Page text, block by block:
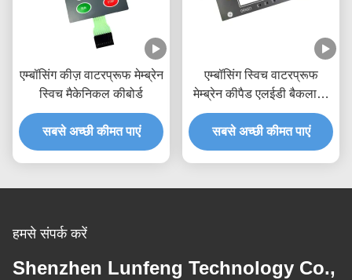
एम्बॉसिंग कीज़ वाटरप्रूफ मेम्ब्रेन
स्विच मैकेनिकल कीबोर्ड
सबसे अच्छी कीमत पाएं
एम्बॉसिंग स्विच वाटरप्रूफ
मेम्ब्रेन कीपैड एलईडी बैकलाइट
एलसीडी विंडो
सबसे अच्छी कीमत पाएं
हमसे संपर्क करें
Shenzhen Lunfeng Technology Co.,